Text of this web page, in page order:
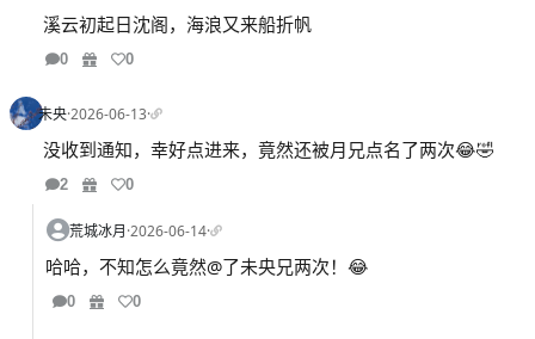
溪云初起日沈阁，海浪又来船折帆
0 0
未央·2026-06-13·
没收到通知，幸好点进来，竟然还被月兄点名了两次😂🤣
2 0
荒城冰月·2026-06-14·
哈哈，不知怎么竟然@了未央兄两次！😂
0 0